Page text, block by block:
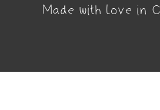
Made with love in